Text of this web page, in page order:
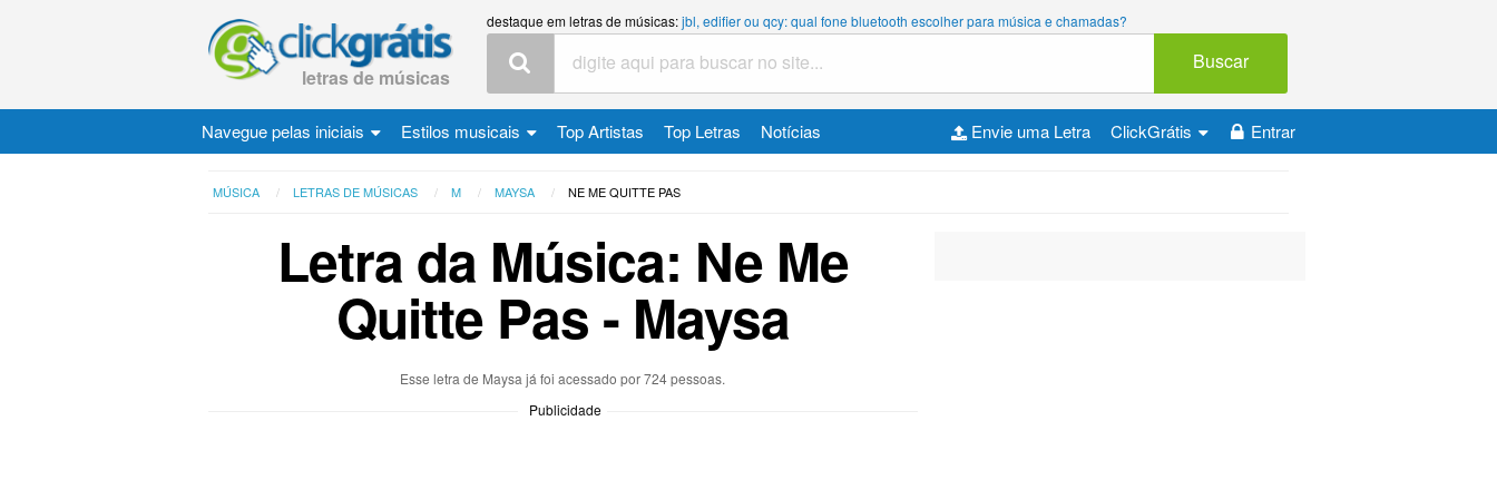
letras de músicas
destaque em letras de músicas:jbl, edifier ou qcy: qual fone bluetooth escolher para música e chamadas?
Buscar
Navegue pelas iniciais Estilos musicais Top Artistas Top Letras Notícias Entrar
ClickGrátis
Envie uma Letra
MÚSICA LETRAS DE MÚSICAS M MAYSA NE ME QUITTE PAS
Letra da Música: Ne Me
Quitte Pas - Maysa
Esse letra de Maysa já foi acessado por 724 pessoas.
Publicidade